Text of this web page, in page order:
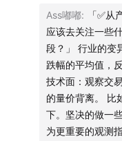
尽的数据。
这次要介绍的是红色
有点像支付宝和微信
和钻石三档，最多每
A股：表现相当不
300、万德全A。
港股：表现相当
有恒生在下跌。
度跌幅减少。
科技：中美在百
大国继续做决裂的
Ass嘟嘟:
「✅
应该去关注一些
段？」 行业的变
跌幅的平均值，
技术面：观察交
的量价背离。 比
下。坚决的做一
为更重要的观测